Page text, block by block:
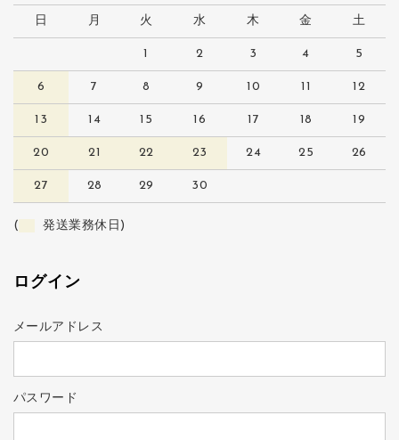
日 月 火 水 木 金 土
1 2 3 4 5
6 7 8 9 10 11 12
13 14 15 16 17 18 19
20 21 22 23 24 25 26
27 28 29 30
( 発送業務休日)
ログイン
メールアドレス
パスワード